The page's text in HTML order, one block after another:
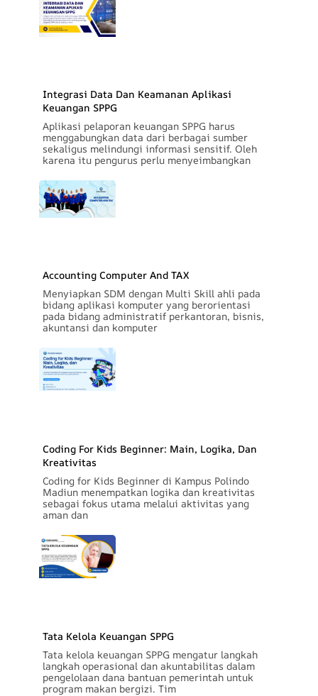
Integrasi Data Dan Keamanan Aplikasi
Keuangan SPPG
Aplikasi pelaporan keuangan SPPG harus
menggabungkan data dari berbagai sumber
sekaligus melindungi informasi sensitif. Oleh
karena itu pengurus perlu menyeimbangkan
Accounting Computer And TAX
Menyiapkan SDM dengan Multi Skill ahli pada
bidang aplikasi komputer yang berorientasi
pada bidang administratif perkantoran, bisnis,
akuntansi dan komputer
Coding For Kids Beginner: Main, Logika, Dan
Kreativitas
Coding for Kids Beginner di Kampus Polindo
Madiun menempatkan logika dan kreativitas
sebagai fokus utama melalui aktivitas yang
aman dan
Tata Kelola Keuangan SPPG
Tata kelola keuangan SPPG mengatur langkah
langkah operasional dan akuntabilitas dalam
pengelolaan dana bantuan pemerintah untuk
program makan bergizi. Tim